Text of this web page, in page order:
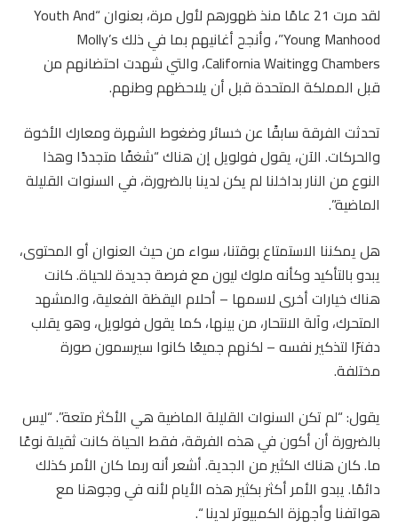
لقد مرت 21 عامًا منذ ظهورهم لأول مرة، بعنوان “Youth And
Young Manhood”، وأنجح أغانيهم بما في ذلك Molly’s
Chambers وCalifornia Waiting، والتي شهدت احتضانهم من
قبل المملكة المتحدة قبل أن يلاحظهم وطنهم.
تحدثت الفرقة سابقًا عن خسائر وضغوط الشهرة ومعارك الأخوة
والحركات. الآن، يقول فولويل إن هناك “شغفًا متجددًا وهذا
النوع من النار بداخلنا لم يكن لدينا بالضرورة، في السنوات القليلة
الماضية”.
هل يمكننا الاستمتاع بوقتنا، سواء من حيث العنوان أو المحتوى،
يبدو بالتأكيد وكأنه ملوك ليون مع فرصة جديدة للحياة. كانت
هناك خيارات أخرى لاسمها – أحلام اليقظة الفعلية، والمشهد
المتحرك، وآلة الانتحار، من بينها، كما يقول فولويل، وهو يقلب
دفترًا لتذكير نفسه – لكنهم جميعًا كانوا سيرسمون صورة
مختلفة.
يقول: “لم تكن السنوات القليلة الماضية هي الأكثر متعة”. “ليس
بالضرورة أن أكون في هذه الفرقة، فقط الحياة كانت ثقيلة نوعًا
ما. كان هناك الكثير من الجدية. أشعر أنه ربما كان الأمر كذلك
دائمًا. يبدو الأمر أكثر بكثير هذه الأيام لأنه في وجوهنا مع
هواتفنا وأجهزة الكمبيوتر لدينا “.